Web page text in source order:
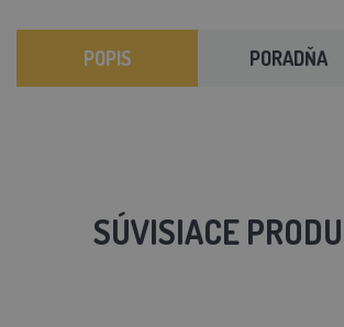
POPIS PORADŇA
SÚVISIACE